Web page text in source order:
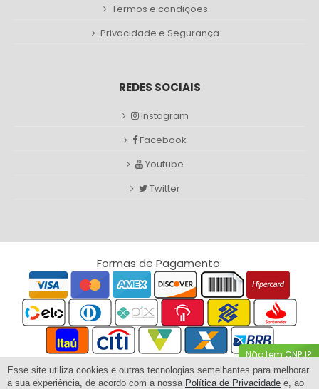
Não tem CNPJ?
Clique Aqui
Esse site utiliza cookies e outras tecnologias semelhantes para melhorar
a sua experiência, de acordo com a nossa Política de Privacidade e, ao
Termos e condições
Privacidade e Segurança
REDES SOCIAIS
Instagram
Facebook
Youtube
Twitter
Formas de Pagamento: